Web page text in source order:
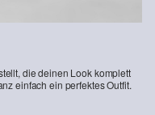
die deinen Look komplett
einfach ein perfektes Outfit.